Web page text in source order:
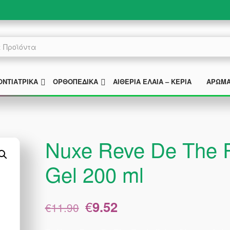
SUBMENU
ΟΡΘΟΠΕΔΙΚΆ SUBMENU
ΑΙΘΈΡΙΑ ΈΛΑΙΑ – ΚΕΡΙΆ
Nuxe Reve De The
Gel 200 ml
€11.90
Original
price
€9.52